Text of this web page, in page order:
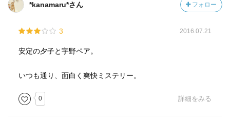
*kanamaru*さん フォロー
3 2016.07.21
安定の夕子と宇野ペア。
いつも通り、面白く爽快ミステリー。
0 詳細をみる